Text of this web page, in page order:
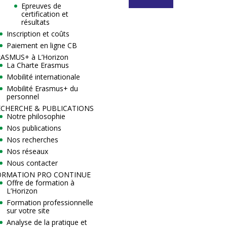
Epreuves de
certification et
résultats
Inscription et coûts
Paiement en ligne CB
à L’Horizon
La Charte Erasmus
Mobilité internationale
Mobilité Erasmus+ du
personnel
& PUBLICATIONS
Notre philosophie
Nos publications
Nos recherches
Nos réseaux
Nous contacter
PRO CONTINUE
Offre de formation à
L’Horizon
Formation professionnelle
sur votre site
Analyse de la pratique et